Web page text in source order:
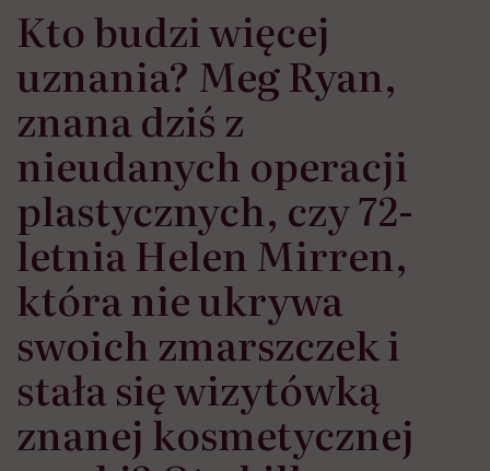
Kto budzi więcej
uznania? Meg Ryan,
znana dziś z
nieudanych operacji
plastycznych, czy 72-
letnia Helen Mirren,
która nie ukrywa
swoich zmarszczek i
stała się wizytówką
znanej kosmetycznej